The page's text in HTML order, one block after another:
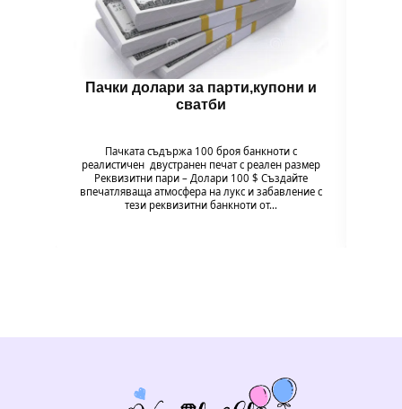
Пачки долари за парти,купони и
сватби
Пачката съдържа 100 броя банкноти с
реалистичен двустранен печат с реален размер
Реквизитни пари – Долари 100 $ Създайте
впечатляваща атмосфера на лукс и забавление с
тези реквизитни банкноти от…